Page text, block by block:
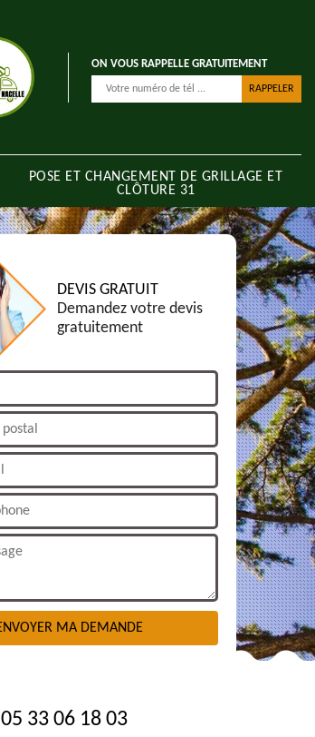
ON VOUS RAPPELLE GRATUITEMENT
POSE ET CHANGEMENT DE GRILLAGE ET
CLÔTURE 31
DEVIS GRATUIT
Demandez votre devis
gratuitement
05 33 06 18 03